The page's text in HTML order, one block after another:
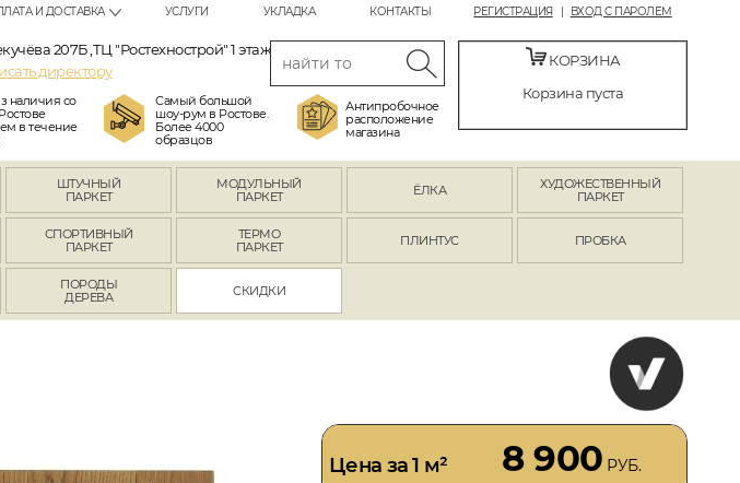
РЕГИСТРАЦИЯ ВХОД С ПАРОЛЕМ
И ДОСТАВКА УСЛУГИ УКЛАДКА КОНТАКТЫ
207Б ,ТЦ "Ростехнострой" 1 этаж
директору
наличия со
в течение
Самый большой
шоу-рум в Ростове.
Более 4000
образцов
Антипробочное
расположение
магазина
КОРЗИНА
Корзина пуста
ШТУЧНЫЙ
ПАРКЕТ
МОДУЛЬНЫЙ
ПАРКЕТ
ЁЛКА
ХУДОЖЕСТВЕННЫЙ
ПАРКЕТ
СПОРТИВНЫЙ
ПАРКЕТ
ТЕРМО
ПАРКЕТ
ПЛИНТУС ПРОБКА
ПОРОДЫ
ДЕРЕВА
СКИДКИ
Цена за 1 м² 8 900 РУБ.